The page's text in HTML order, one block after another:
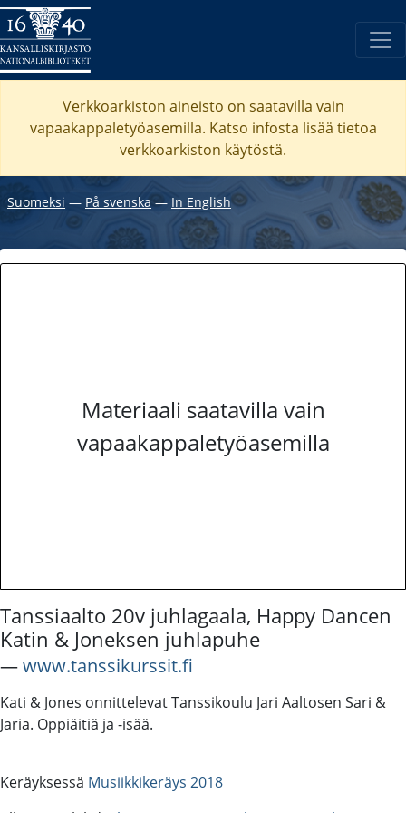
Verkkoarkiston aineisto on saatavilla vain
vapaakappaletyöasemilla. Katso infosta lisää tietoa
verkkoarkiston käytöstä.
Suomeksi ― På svenska ― In English
Materiaali saatavilla vain
vapaakappaletyöasemilla
Tanssiaalto 20v juhlagaala, Happy Dancen
Katin & Joneksen juhlapuhe
―www.tanssikurssit.fi
Kati & Jones onnittelevat Tanssikoulu Jari Aaltosen Sari &
Jaria. Oppiäitiä ja -isää.
Keräyksessä Musiikkikeräys 2018